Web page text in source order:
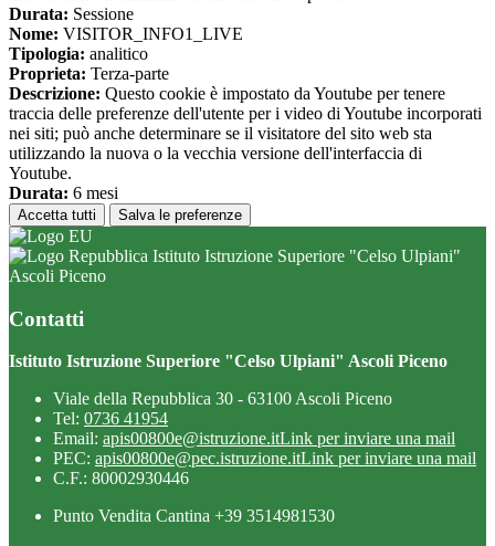
Durata: Sessione
Nome: VISITOR_INFO1_LIVE
Tipologia: analitico
Proprieta: Terza-parte
Descrizione: Questo cookie è impostato da Youtube per tenere
traccia delle preferenze dell'utente per i video di Youtube incorporati
nei siti; può anche determinare se il visitatore del sito web sta
utilizzando la nuova o la vecchia versione dell'interfaccia di
Youtube.
Durata: 6 mesi
Accetta tutti Salva le preferenze
Istituto Istruzione Superiore "Celso Ulpiani"
Ascoli Piceno
Contatti
Istituto Istruzione Superiore "Celso Ulpiani" Ascoli Piceno
Viale della Repubblica 30 - 63100 Ascoli Piceno
Tel: 0736 41954
Email: apis00800e@istruzione.itLink per inviare una mail
PEC: apis00800e@pec.istruzione.itLink per inviare una mail
C.F.: 80002930446
Punto Vendita Cantina +39 3514981530